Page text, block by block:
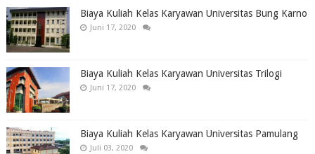
Biaya Kuliah Kelas Karyawan Universitas Bung Karno
Juni 17, 2020
Biaya Kuliah Kelas Karyawan Universitas Trilogi
Juni 17, 2020
Biaya Kuliah Kelas Karyawan Universitas Pamulang
Juli 03, 2020